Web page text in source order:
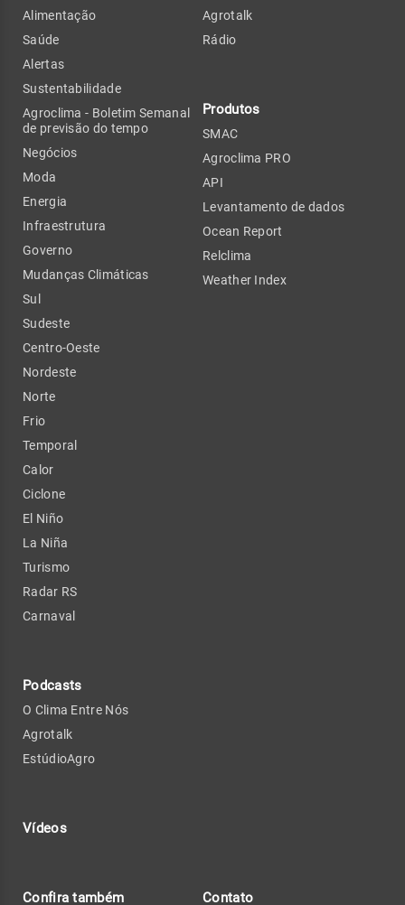
Alimentação
Saúde
Alertas
Sustentabilidade
Agroclima - Boletim Semanal
de previsão do tempo
Negócios
Moda
Energia
Infraestrutura
Governo
Mudanças Climáticas
Sul
Sudeste
Centro-Oeste
Nordeste
Norte
Frio
Temporal
Calor
Ciclone
El Niño
La Niña
Turismo
Radar RS
Carnaval
Podcasts
O Clima Entre Nós
Agrotalk
EstúdioAgro
Vídeos
Agrotalk
Rádio
Produtos
SMAC
Agroclima PRO
API
Levantamento de dados
Ocean Report
Relclima
Weather Index
Confira também Contato